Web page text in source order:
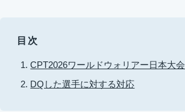
目次
CPT2026ワールドウォリアー日本大
DQした選手に対する対応